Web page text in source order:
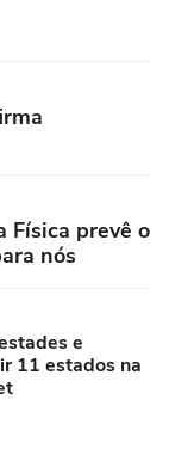
Física prevê o
nós
e
11 estados na